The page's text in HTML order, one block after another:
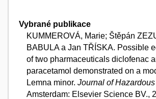
Vybrané publikace
KUMMEROVÁ, Marie; Štěpán
BABULA a Jan TŘÍSKA. Possible
of two pharmaceuticals diclofenac
paracetamol demonstrated on a
Lemna minor. Journal of
Amsterdam: Elsevier Science BV.,